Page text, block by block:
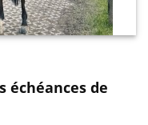
échéances de